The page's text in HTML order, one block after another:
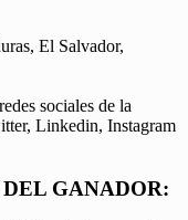
El Salvador,
sociales de la
Linkedin, Instagram
GANADOR: